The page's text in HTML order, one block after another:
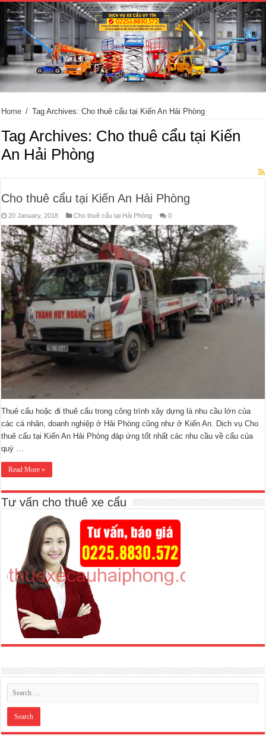
Home / Tag Archives: Cho thuê cẩu tại Kiến An Hải Phòng
Tag Archives: Cho thuê cẩu tại Kiến
An Hải Phòng
Cho thuê cẩu tại Kiến An Hải Phòng
20 January, 2018 Cho thuê cẩu tại Hải Phòng 0
Thuê cẩu hoặc đi thuê cẩu trong công trình xây dựng là nhu cầu lớn của
các cá nhân, doanh nghiệp ở Hải Phòng cũng như ở Kiến An. Dịch vụ Cho
thuê cẩu tại Kiến An Hải Phòng đáp ứng tốt nhất các nhu cầu về cẩu của
quý …
Read More »
Tư vấn cho thuê xe cẩu